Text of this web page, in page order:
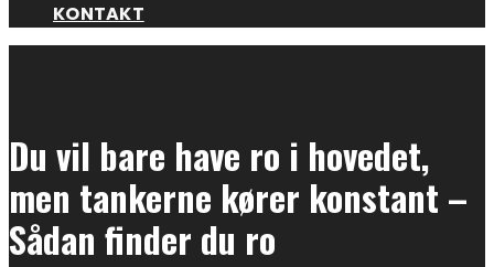
KONTAKT
Du vil bare have ro i hovedet,
men tankerne kører konstant –
Sådan finder du ro